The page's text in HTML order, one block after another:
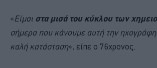
«Είμαι στα μισά του κύκλου των
σήμερα που κάνουμε αυτή την
καλή κατάσταση», είπε ο 76χρονος.